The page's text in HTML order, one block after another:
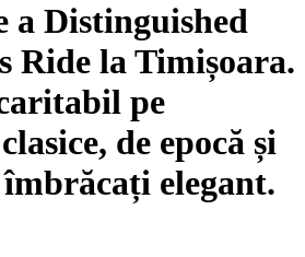
a Distinguished
Ride la Timișoara.
pe
de epocă și
elegant.